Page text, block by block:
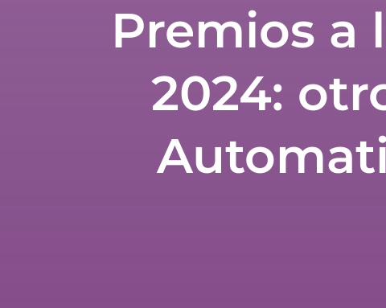
Premios a
2024: